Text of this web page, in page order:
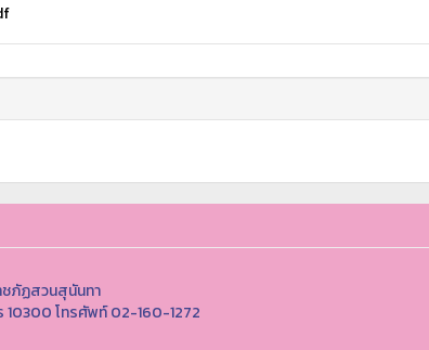
ชภัฏสวนสุนันทา
10300 โทรศัพท์ 02-160-1272